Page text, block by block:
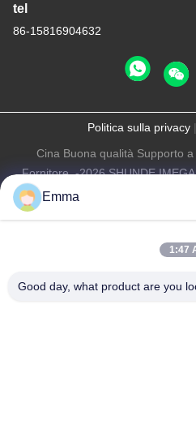
tel
86-15816904632
Politica sulla privacy |
Cina Buona qualità Supporto
Fornitore. -2026 SHUNDE
Emma
1:47
Good day, what product are you